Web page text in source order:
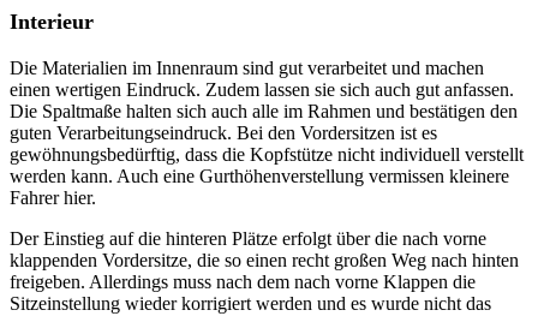
Interieur
Die Materialien im Innenraum sind gut verarbeitet und machen
einen wertigen Eindruck. Zudem lassen sie sich auch gut anfassen.
Die Spaltmaße halten sich auch alle im Rahmen und bestätigen den
guten Verarbeitungseindruck. Bei den Vordersitzen ist es
gewöhnungsbedürftig, dass die Kopfstütze nicht individuell verstellt
werden kann. Auch eine Gurthöhenverstellung vermissen kleinere
Fahrer hier.
Der Einstieg auf die hinteren Plätze erfolgt über die nach vorne
klappenden Vordersitze, die so einen recht großen Weg nach hinten
freigeben. Allerdings muss nach dem nach vorne Klappen die
Sitzeinstellung wieder korrigiert werden und es wurde nicht das